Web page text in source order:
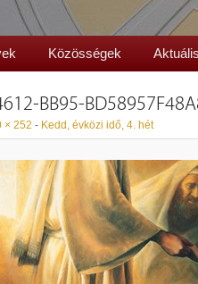
Közösségek Aktuális
BB95-
× 252 - Kedd, évközi idő, 4. hét